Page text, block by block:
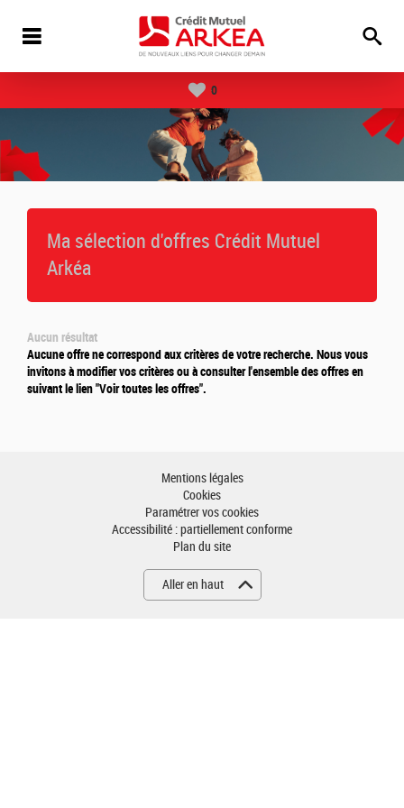
0
Ma sélection d'offres Crédit Mutuel
Arkéa
Aucun résultat
Aucune offre ne correspond aux critères de votre recherche. Nous vous
invitons à modifier vos critères ou à consulter l'ensemble des offres en
suivant le lien "Voir toutes les offres".
Mentions légales
Cookies
Paramétrer vos cookies
Accessibilité : partiellement conforme
Plan du site
Aller en haut